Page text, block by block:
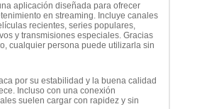
aplicación diseñada para ofrecer
en streaming. Incluye canales
recientes, series populares,
y transmisiones especiales. Gracias
cualquier persona puede utilizarla sin
por su estabilidad y la buena calidad
Incluso con una conexión
suelen cargar con rapidez y sin